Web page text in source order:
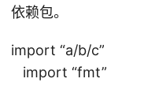
依赖包。
import “a/b/c”
import “fmt”